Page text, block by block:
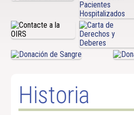
Historia